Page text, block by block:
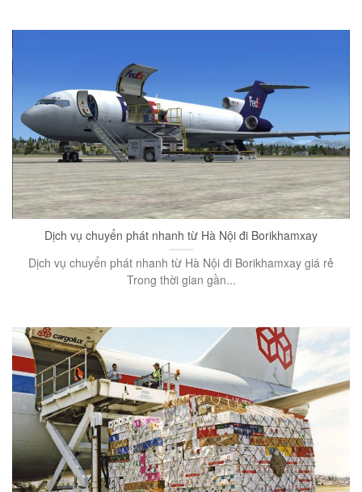
Dịch vụ chuyển phát nhanh từ Hà Nội đi Borikhamxay
Dịch vụ chuyển phát nhanh từ Hà Nội đi Borikhamxay giá rẻ
Trong thời gian gần...